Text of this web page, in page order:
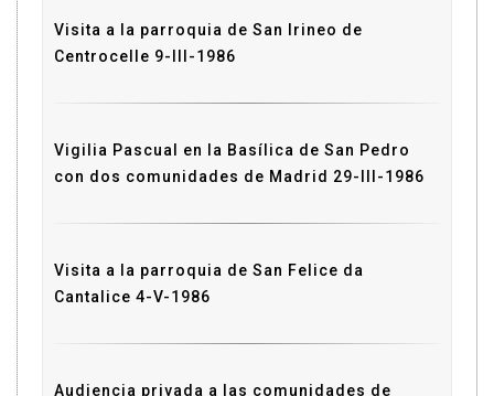
Visita a la parroquia de San Irineo de
Centrocelle 9-III-1986
Vigilia Pascual en la Basílica de San Pedro
con dos comunidades de Madrid 29-III-1986
Visita a la parroquia de San Felice da
Cantalice 4-V-1986
Audiencia privada a las comunidades de